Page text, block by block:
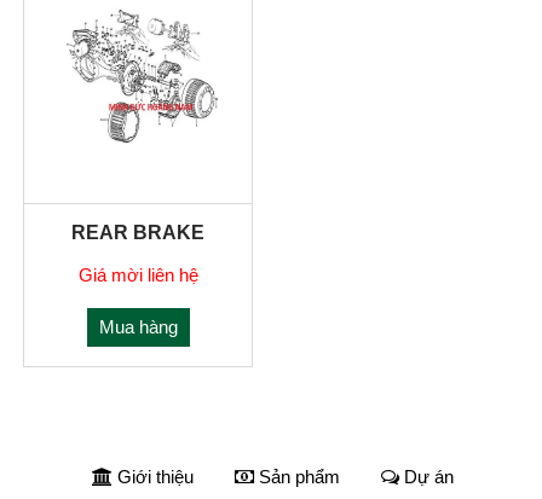
REAR BRAKE
Giá mời liên hệ
Mua hàng
Giới thiệu Sản phẩm Dự án